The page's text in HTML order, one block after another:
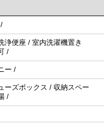
浄便座 / 室内洗濯機置き
/
ー /
ーズボックス / 収納スペー
/